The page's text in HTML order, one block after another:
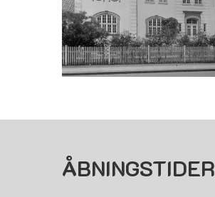
ÅBNINGSTIDER